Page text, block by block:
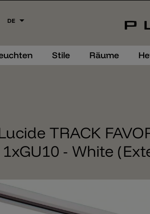
DE
Stile Räume
TRACK
- White